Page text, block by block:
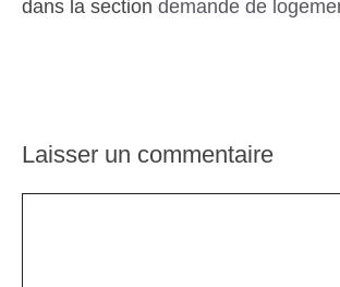
dans la section demande de
Laisser un commentaire